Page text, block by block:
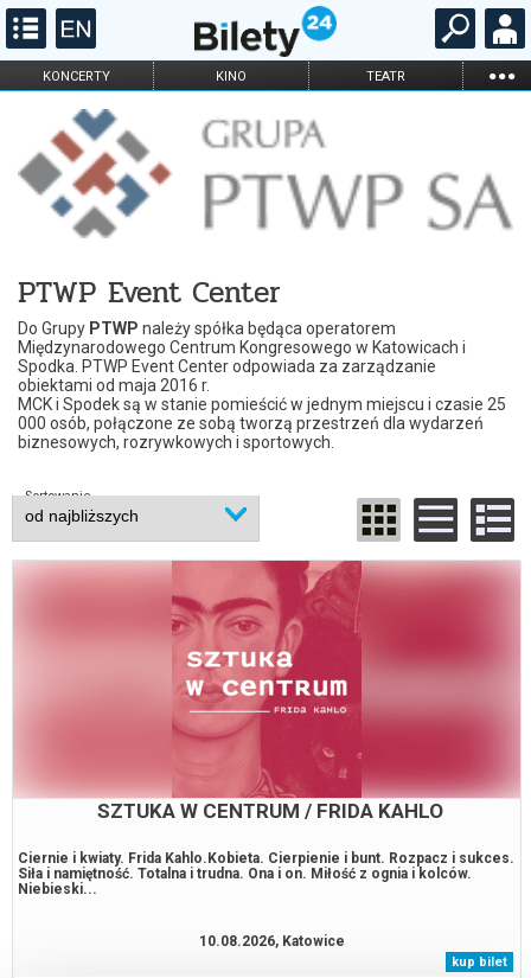
KONCERTY KINO TEATR ...
FILHARMONIA
DLA DZIECI
ONLINE
PTWP Event Center
Do Grupy PTWP należy spółka będąca operatorem
Międzynarodowego Centrum Kongresowego w Katowicach i
Spodka. PTWP Event Center odpowiada za zarządzanie
obiektami od maja 2016 r.
MCK i Spodek są w stanie pomieścić w jednym miejscu i czasie 25
000 osób, połączone ze sobą tworzą przestrzeń dla wydarzeń
biznesowych, rozrywkowych i sportowych.
Sortowanie
SZTUKA W CENTRUM / FRIDA KAHLO
Ciernie i kwiaty. Frida Kahlo.Kobieta. Cierpienie i bunt. Rozpacz i sukces.
Siła i namiętność. Totalna i trudna. Ona i on. Miłość z ognia i kolców.
Niebieski...
10.08.2026, Katowice
kup bilet